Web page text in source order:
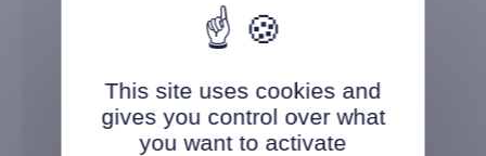
This site uses cookies and
gives you control over what
you want to activate